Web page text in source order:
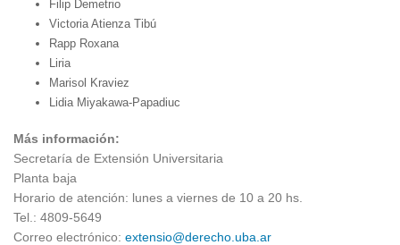
Filip Demetrio
Victoria Atienza Tibú
Rapp Roxana
Liria
Marisol Kraviez
Lidia Miyakawa-Papadiuc
Más información:
Secretaría de Extensión Universitaria
Planta baja
Horario de atención: lunes a viernes de 10 a 20 hs.
Tel.: 4809-5649
Correo electrónico: extensio@derecho.uba.ar